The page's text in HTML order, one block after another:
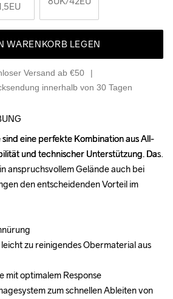
WARENKORB LEGEN
Versand ab €50
innerhalb von 30 Tagen
eine perfekte Kombination aus All-
und technischer Unterstützung. Das
anspruchsvollem Gelände auch bei
den entscheidenden Vorteil im
zu reinigendes Obermaterial aus
mit optimalem Response
zum schnellen Ableiten von
eine perfekte Kombination aus All-
und technischer Unterstützung. Das
anspruchsvollem Gelände auch bei
den entscheidenden Vorteil im
zu reinigendes Obermaterial aus
mit optimalem Response
zum schnellen Ableiten von